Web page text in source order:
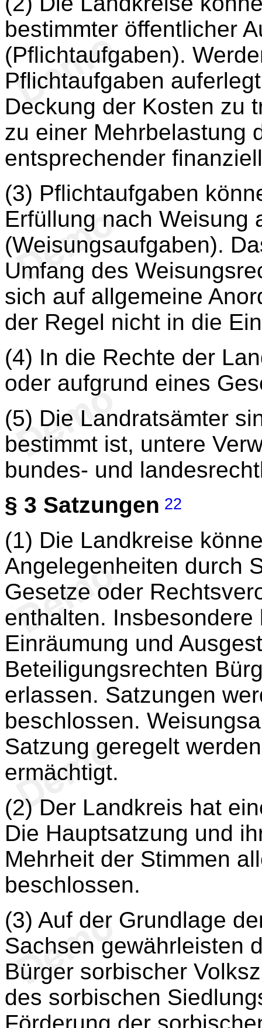
bestimmter öffentlicher
(Pflichtaufgaben).
Pflichtaufgaben
Deckung der Kosten zu
zu einer Mehrbelastung
entsprechender
(3) Pflichtaufgaben
Erfüllung nach Weisung
(Weisungsaufgaben).
Umfang des
sich auf allgemeine
der Regel nicht in die
(4) In die Rechte der
oder aufgrund eines
(5) Die Landratsämter
bestimmt ist, untere
bundes- und
§ 3 Satzungen 22
(1) Die Landkreise
Angelegenheiten durch
Gesetze oder
enthalten.
Einräumung und
Beteiligungsrechten
erlassen. Satzungen
beschlossen.
Satzung geregelt
ermächtigt.
(2) Der Landkreis hat
Die Hauptsatzung und
Mehrheit der Stimmen
beschlossen.
(3) Auf der Grundlage
Sachsen gewährleisten
Bürger sorbischer
des sorbischen
Förderung der